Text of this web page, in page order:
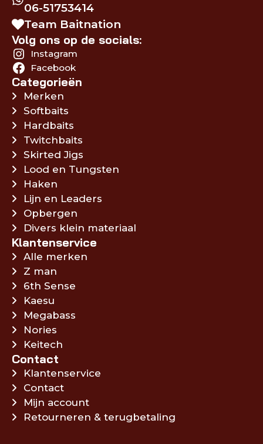
06-51753414
Team Baitnation
Volg ons op de socials:
Instagram
Facebook
Categorieën
Merken
Softbaits
Hardbaits
Twitchbaits
Skirted Jigs
Lood en Tungsten
Haken
Lijn en Leaders
Opbergen
Divers klein materiaal
Klantenservice
Alle merken
Z man
6th Sense
Kaesu
Megabass
Nories
Keitech
Contact
Klantenservice
Contact
Mijn account
Retourneren & terugbetaling